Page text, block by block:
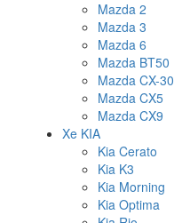
Mazda 2
Mazda 3
Mazda 6
Mazda BT50
Mazda CX-30
Mazda CX5
Mazda CX9
Xe KIA
Kia Cerato
Kia K3
Kia Morning
Kia Optima